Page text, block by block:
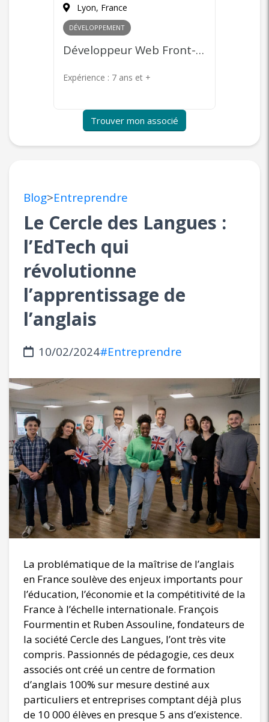
Paris, France
MARKETING + 1
Community Management, Content Marketing, Publicité en ligne, Product Management
Expérience : 7 ans et +
Trouver mon associé
Blog>Entreprendre
Le Cercle des Langues :
l’EdTech qui
révolutionne
l’apprentissage de
l’anglais
10/02/2024#Entreprendre
La problématique de la maîtrise de l’anglais
en France soulève des enjeux importants pour
l’éducation, l’économie et la compétitivité de la
France à l’échelle internationale. François
Fourmentin et Ruben Assouline, fondateurs de
la société Cercle des Langues, l’ont très vite
compris. Passionnés de pédagogie, ces deux
associés ont créé un centre de formation
d’anglais 100% sur mesure destiné aux
particuliers et entreprises comptant déjà plus
de 10 000 élèves en presque 5 ans d’existence.